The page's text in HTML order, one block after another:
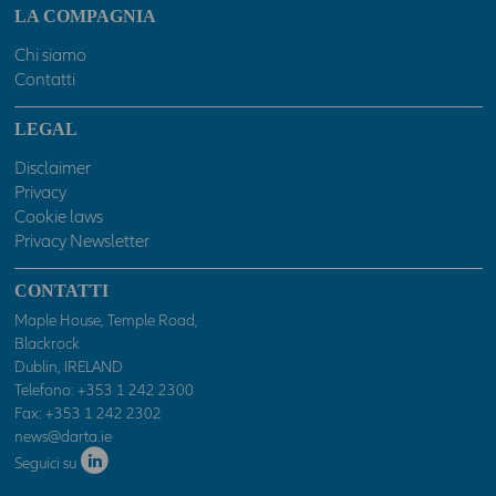
sezioni o pagine del presente sito. In caso contrario l'accesso al
presente sito sarà negato.
LA COMPAGNIA
Chi siamo
Contatti
LEGAL
Disclaimer
Privacy
Cookie laws
Privacy Newsletter
CONTATTI
Maple House, Temple Road,
Blackrock
Dublin, IRELAND
Telefono: +353 1 242 2300
Fax: +353 1 242 2302
news@darta.ie
Seguici su